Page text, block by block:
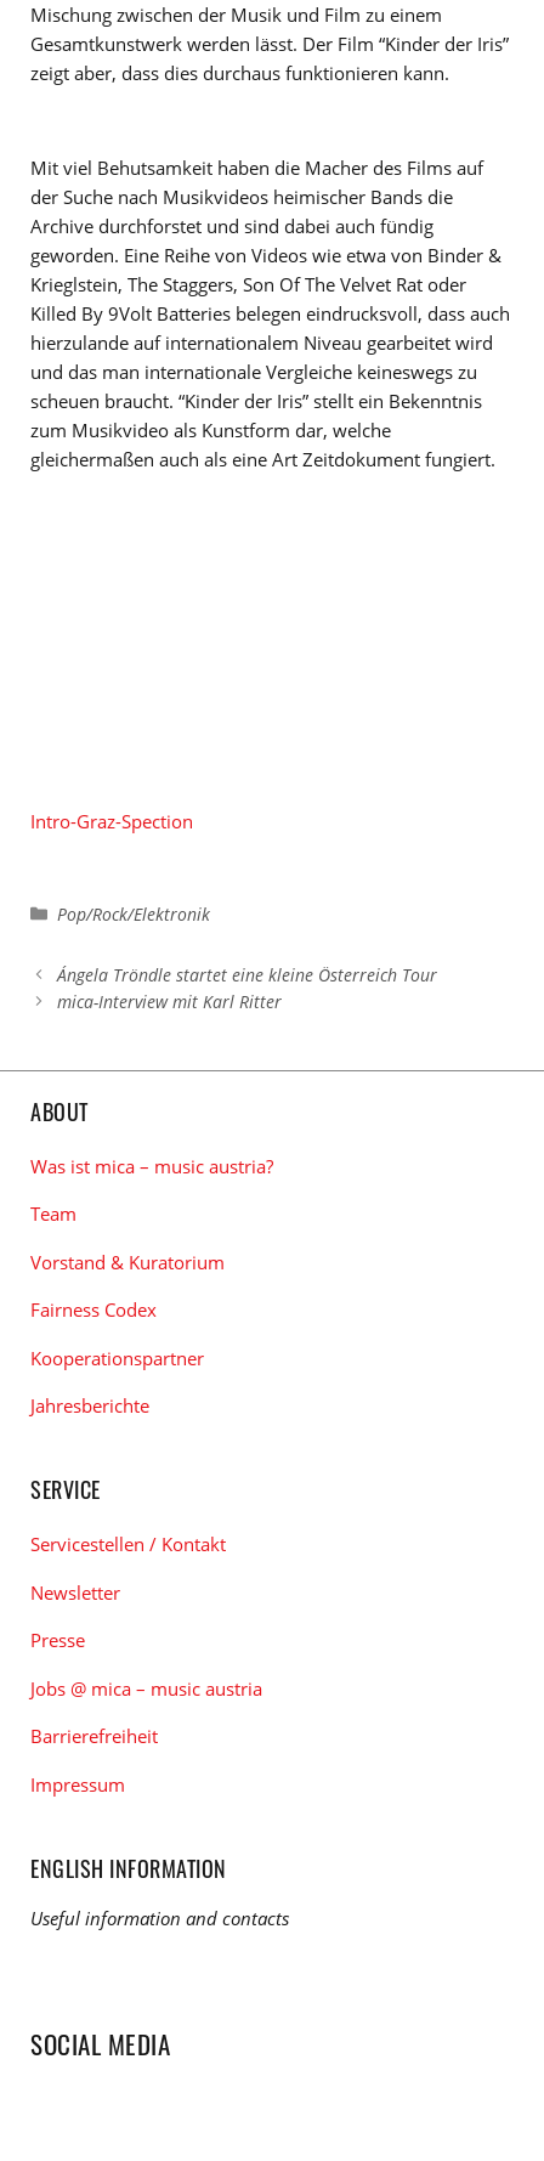
Mischung zwischen der Musik und Film zu einem
Gesamtkunstwerk werden lässt. Der Film “Kinder der Iris”
zeigt aber, dass dies durchaus funktionieren kann.
Mit viel Behutsamkeit haben die Macher des Films auf
der Suche nach Musikvideos heimischer Bands die
Archive durchforstet und sind dabei auch fündig
geworden. Eine Reihe von Videos wie etwa von Binder &
Krieglstein, The Staggers, Son Of The Velvet Rat oder
Killed By 9Volt Batteries belegen eindrucksvoll, dass auch
hierzulande auf internationalem Niveau gearbeitet wird
und das man internationale Vergleiche keineswegs zu
scheuen braucht. “Kinder der Iris” stellt ein Bekenntnis
zum Musikvideo als Kunstform dar, welche
gleichermaßen auch als eine Art Zeitdokument fungiert.
Intro-Graz-Spection
Kategorien
Pop/Rock/Elektronik
Ángela Tröndle startet eine kleine Österreich Tour
mica-Interview mit Karl Ritter
ABOUT
Was ist mica – music austria?
Team
Vorstand & Kuratorium
Fairness Codex
Kooperationspartner
Jahresberichte
SERVICE
Servicestellen / Kontakt
Newsletter
Presse
Jobs @ mica – music austria
Barrierefreiheit
Impressum
ENGLISH INFORMATION
Useful information and contacts
SOCIAL MEDIA